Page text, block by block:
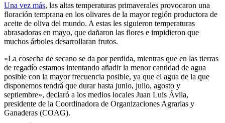
Una vez más, las altas temperaturas primaverales provocaron una
floración temprana en los olivares de la mayor región productora de
aceite de oliva del mundo. A estas les siguieron temperaturas
abrasadoras en mayo, que dañaron las flores e impidieron que
muchos árboles desarrollaran frutos.
«La cosecha de secano se da por perdida, mientras que en las tierras
de regadío estamos intentando añadir la menor cantidad de agua
posible con la mayor frecuencia posible, ya que el agua de la que
disponemos tendrá que durar hasta junio, julio, agosto y
septiembre», declaró a los medios locales Juan Luis Ávila,
presidente de la Coordinadora de Organizaciones Agrarias y
Ganaderas (COAG).